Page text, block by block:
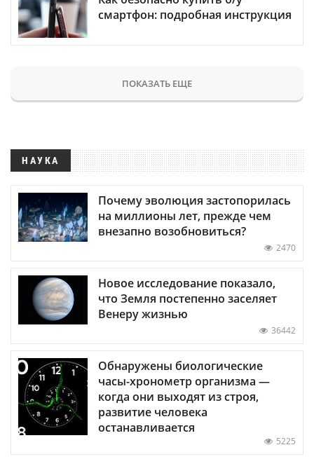
смартфон: подробная инструкция
ПОКАЗАТЬ ЕЩЕ
НАУКА
Почему эволюция застопорилась
на миллионы лет, прежде чем
внезапно возобновиться?
2470
Новое исследование показало,
что Земля постепенно заселяет
Венеру жизнью
36442
Обнаружены биологические
часы-хронометр организма —
когда они выходят из строя,
развитие человека
останавливается
5225